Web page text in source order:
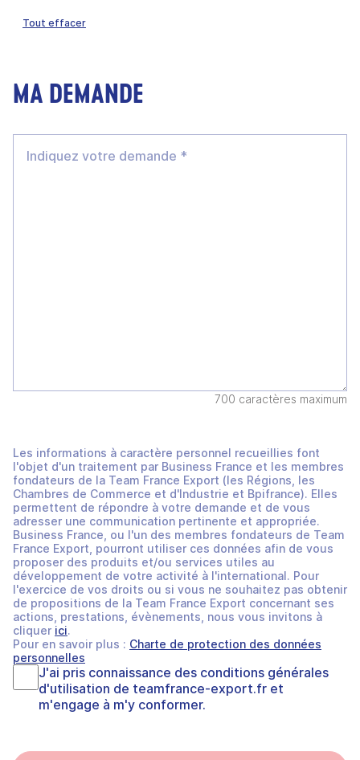
Tout effacer
MA DEMANDE
700 caractères maximum
Les informations à caractère personnel recueillies font
l'objet d'un traitement par Business France et les membres
fondateurs de la Team France Export (les Régions, les
Chambres de Commerce et d'Industrie et Bpifrance). Elles
permettent de répondre à votre demande et de vous
adresser une communication pertinente et appropriée.
Business France, ou l'un des membres fondateurs de Team
France Export, pourront utiliser ces données afin de vous
proposer des produits et/ou services utiles au
développement de votre activité à l'international. Pour
l'exercice de vos droits ou si vous ne souhaitez pas obtenir
de propositions de la Team France Export concernant ses
actions, prestations, évènements, nous vous invitons à
cliquer ici.
Pour en savoir plus : Charte de protection des données
personnelles
J'ai pris connaissance des conditions générales
d'utilisation de teamfrance-export.fr et
m'engage à m'y conformer.